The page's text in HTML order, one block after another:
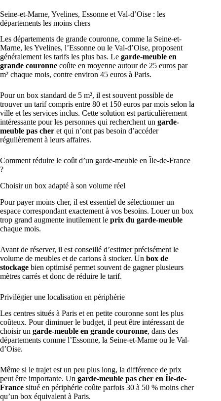
Seine-et-Marne, Yvelines, Essonne et Val-d’Oise : les
départements les moins chers
Les départements de grande couronne, comme la Seine-et-
Marne, les Yvelines, l’Essonne ou le Val-d’Oise, proposent
généralement les tarifs les plus bas. Le garde-meuble en
grande couronne coûte en moyenne autour de 25 euros par
m² chaque mois, contre environ 45 euros à Paris.
Pour un box standard de 5 m², il est souvent possible de
trouver un tarif compris entre 80 et 150 euros par mois selon la
ville et les services inclus. Cette solution est particulièrement
intéressante pour les personnes qui recherchent un garde-
meuble pas cher et qui n’ont pas besoin d’accéder
régulièrement à leurs affaires.
Comment réduire le coût d’un garde-meuble en Île-de-France
?
Choisir un box adapté à son volume réel
Pour payer moins cher, il est essentiel de sélectionner un
espace correspondant exactement à vos besoins. Louer un box
trop grand augmente inutilement le prix du garde-meuble
chaque mois.
Avant de réserver, il est conseillé d’estimer précisément le
volume de meubles et de cartons à stocker. Un box de
stockage bien optimisé permet souvent de gagner plusieurs
mètres carrés et donc de réduire le tarif.
Privilégier une localisation en périphérie
Les centres situés à Paris et en petite couronne sont les plus
coûteux. Pour diminuer le budget, il peut être intéressant de
choisir un garde-meuble en grande couronne, dans des
départements comme l’Essonne, la Seine-et-Marne ou le Val-
d’Oise.
Même si le trajet est un peu plus long, la différence de prix
peut être importante. Un garde-meuble pas cher en Île-de-
France situé en périphérie coûte parfois 30 à 50 % moins cher
qu’un box équivalent à Paris.